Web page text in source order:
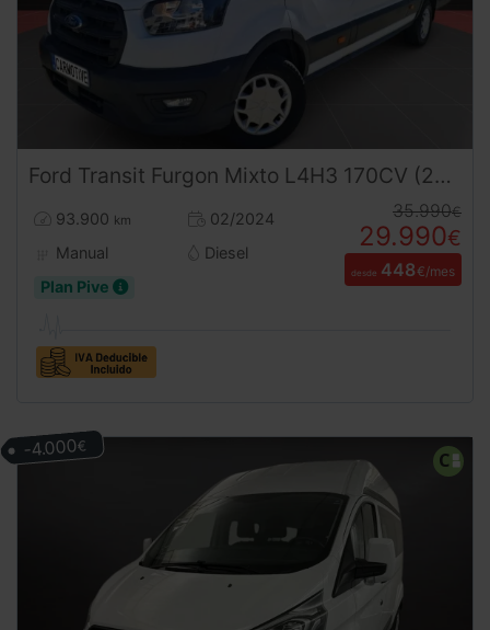
Ford Transit Furgon Mixto L4H3 170CV (2024) – 6 Plazas Retráctiles Gran Volumen Ocasión ¡Desde 450 €/mes!
93.900 km
02/2024
Manual
Diesel
Plan Pive
35.990€
29.990€
desde 448€/mes
-4.000€